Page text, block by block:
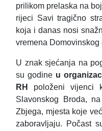
prilikom prelaska na
rijeci Savi tragično
koja i danas nosi
vremena Domovinskog
U znak sjećanja na
su godine u
RH
položeni vijenci
Slavonskog Broda,
Zbjega, mjesta koje
zaboravljaju. Počast